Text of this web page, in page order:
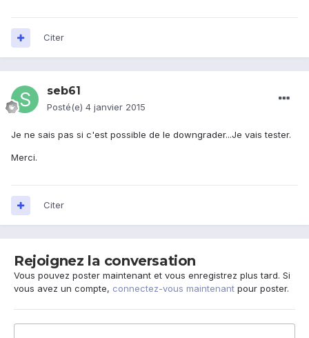
Citer
seb61
Posté(e) 4 janvier 2015
Je ne sais pas si c'est possible de le downgrader...Je vais tester.
Merci.
Citer
Rejoignez la conversation
Vous pouvez poster maintenant et vous enregistrez plus tard. Si
vous avez un compte, connectez-vous maintenant pour poster.